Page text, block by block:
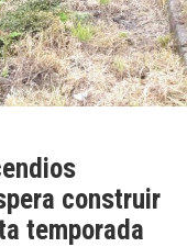
construir
temporada